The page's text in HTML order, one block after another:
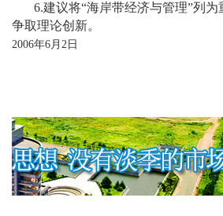
6.建议将“海岸带经济与管理”列为
争取理论创新。
2006年6月 2 日